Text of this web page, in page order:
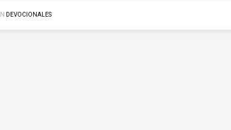
DEVOCIONALES